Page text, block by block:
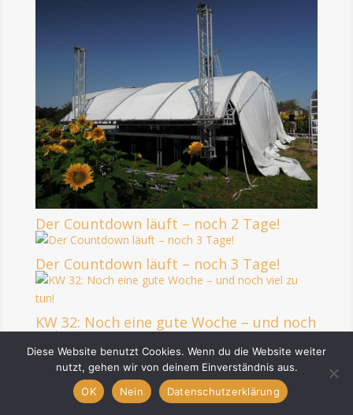
Der Countdown läuft – noch 2 Tage!
Der Countdown läuft – noch 3 Tage!
KW 32: Noch eine gute Woche – und noch
viel zu tun!
KW 31: Zäune, Häcksel, Stroh und Zelt!
Diese Website benutzt Cookies. Wenn du die Website weiter
nutzt, gehen wir von deinem Einverständnis aus.
OK
Nein Datenschutzerklärung